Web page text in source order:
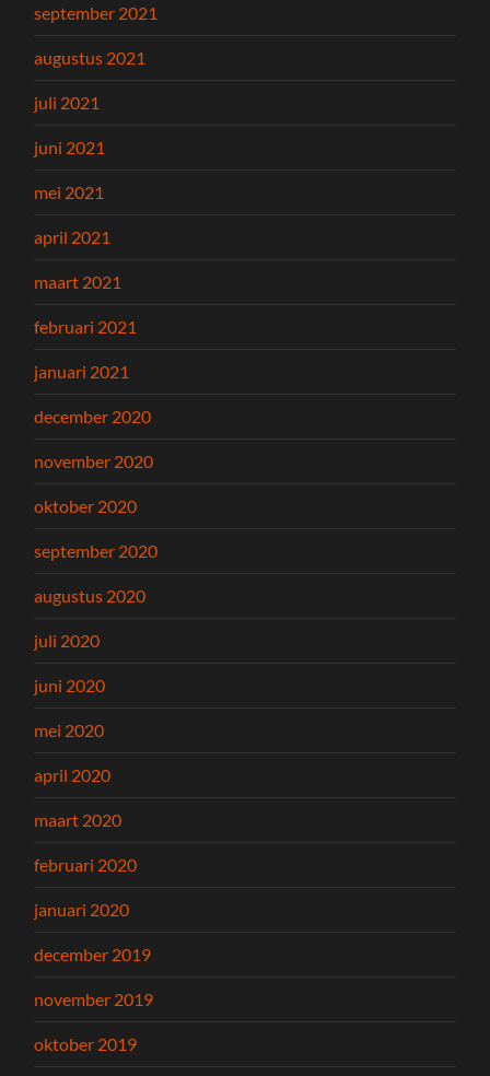
september 2021
augustus 2021
juli 2021
juni 2021
mei 2021
april 2021
maart 2021
februari 2021
januari 2021
december 2020
november 2020
oktober 2020
september 2020
augustus 2020
juli 2020
juni 2020
mei 2020
april 2020
maart 2020
februari 2020
januari 2020
december 2019
november 2019
oktober 2019